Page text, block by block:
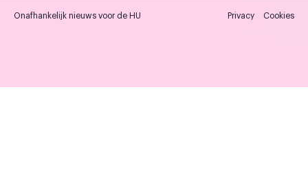
Onafhankelijk nieuws voor de HU Privacy Cookies